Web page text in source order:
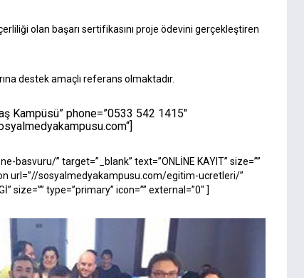
olan başarı sertifikasını proje ödevini gerçekleştiren
destek amaçlı referans olmaktadır.
Kampüsü” phone=”0533 542 1415″
“]
” target=”_blank” text=”ONLİNE KAYIT” size=””
url=”//sosyalmedyakampusu.com/egitim-ucretleri/”
size=”” type=”primary” icon=”” external=”0″ ]